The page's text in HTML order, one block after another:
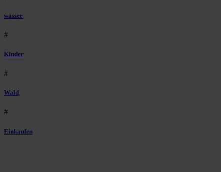
wasser
#
Kinder
#
Wald
#
Einkaufen